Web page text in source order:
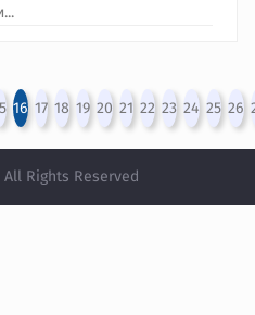
16 17 18 19 20 21 22 23 24 25 26
Rights Reserved